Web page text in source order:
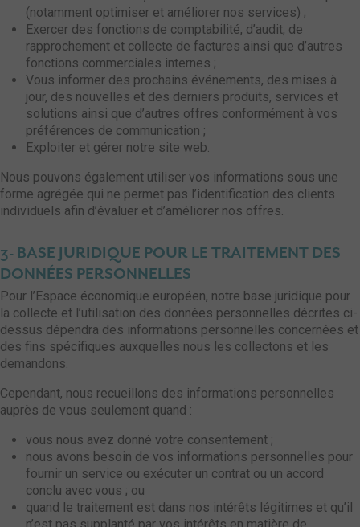
(notamment optimiser et améliorer nos services) ;
Exercer des fonctions de comptabilité, d’audit, de
rapprochement et collecte de factures ainsi que d’autres
fonctions commerciales internes ;
Vous informer des prochains événements, des mises à
jour, des nouvelles et des derniers produits, services et
solutions ainsi que d’autres offres conformément à vos
préférences de communication ;
Exploiter et gérer notre site web.
Nous pouvons également utiliser vos informations sous une
forme agrégée qui ne permet pas l’identification des clients
individuels afin d’évaluer et d’améliorer nos offres.
3- BASE JURIDIQUE POUR LE TRAITEMENT DES
DONNÉES PERSONNELLES
Pour l’Espace économique européen, notre base juridique pour
la collecte et l’utilisation des données personnelles décrites ci-
dessus dépendra des informations personnelles concernées et
des fins spécifiques auxquelles nous les collectons et les
demandons.
Cependant, nous recueillons des informations personnelles
auprès de vous seulement quand :
vous nous avez donné votre consentement ;
nous avons besoin de vos informations personnelles pour
fournir un service ou exécuter un contrat ou un accord
conclu avec vous ; ou
quand le traitement est dans nos intérêts légitimes et qu’il